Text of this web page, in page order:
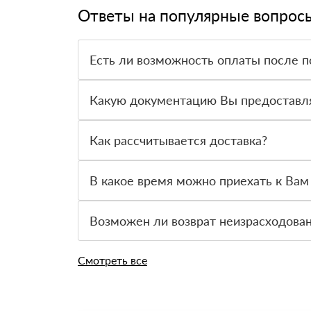
Ответы на популярные
Есть ли возможность оплаты после
праве от него отказаться.
Какую документацию Вы
Как рассчитывается доставка?
стоимости и сроков доставки, которые
В какое время можно приехать к
Возможен ли возврат
Смотреть все